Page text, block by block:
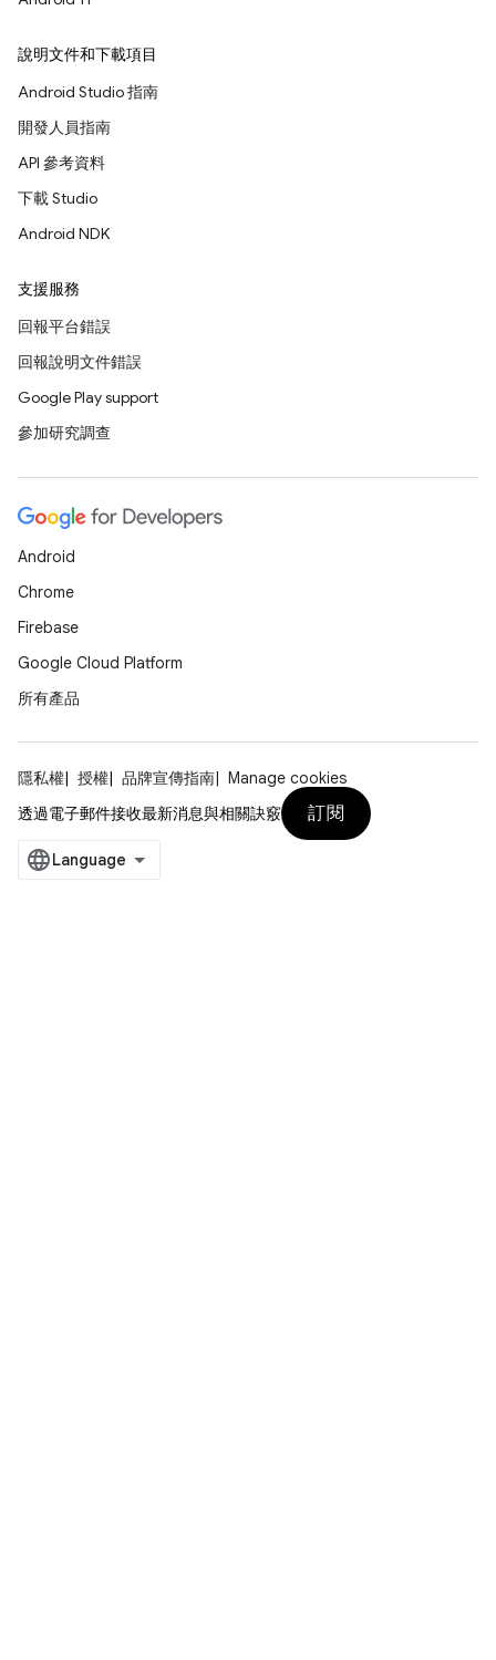
說明文件和下載項目
Android Studio 指南
開發人員指南
API 參考資料
下載 Studio
Android NDK
支援服務
回報平台錯誤
回報說明文件錯誤
Google Play support
參加研究調查
Android
Chrome
Firebase
Google Cloud Platform
所有產品
隱私權 授權 品牌宣傳指南
Manage cookies
透過電子郵件接收最新消息與相關訣竅
訂閱